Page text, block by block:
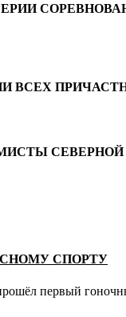
ВСЕХ
СПОРТУ
первый